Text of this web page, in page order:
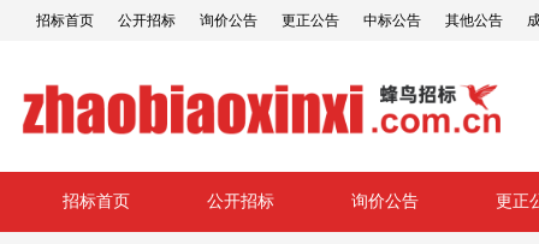
招标首页 公开招标 询价公告 更正公告 中标公告 其他公告
招标首页 公开招标 询价公告 更正